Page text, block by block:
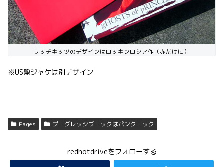
リッチキッヅのデザインはロッキンロシア作（赤だけに）
※US盤ジャケは別デザイン
Pages プログレッシヴロックはパンクロック
redhotdriveをフォローする